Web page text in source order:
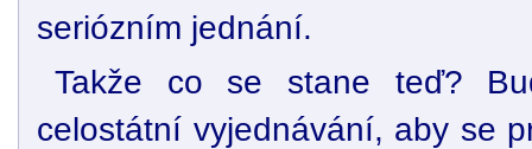
seriózním jednání.
Takže co se stane teď?
celostátní vyjednávání, aby se